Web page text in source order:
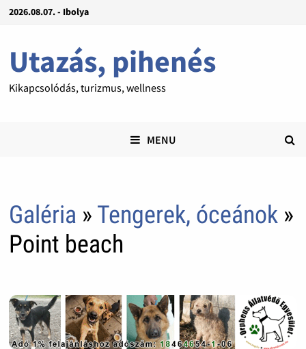
2026.08.07. - Ibolya
Utazás, pihenés
Kikapcsolódás, turizmus, wellness
MENU
Galéria » Tengerek, óceánok»
Point beach